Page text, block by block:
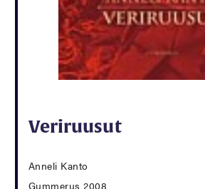
Veriruusut
Anneli Kanto
Gummerus 2008